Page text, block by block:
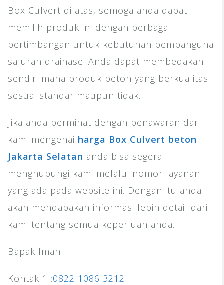
Box Culvert di atas, semoga anda dapat
memilih produk ini dengan berbagai
pertimbangan untuk kebutuhan pembanguna
saluran drainase. Anda dapat membedakan
sendiri mana produk beton yang berkualitas
sesuai standar maupun tidak.
Jika anda berminat dengan penawaran dari
kami mengenai harga Box Culvert beton
Jakarta Selatan anda bisa segera
menghubungi kami melalui nomor layanan
yang ada pada website ini. Dengan itu anda
akan mendapakan informasi lebih detail dari
kami tentang semua keperluan anda.
Bapak Iman
Kontak 1 :0822 1086 3212